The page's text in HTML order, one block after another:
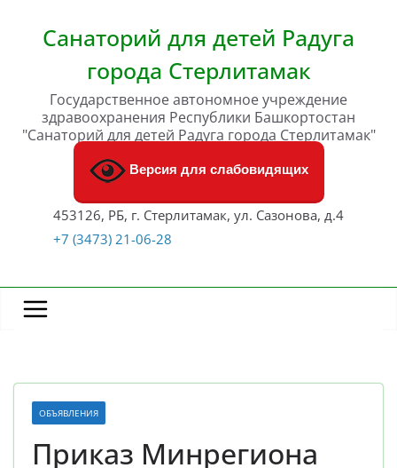
содержимомуСанаторий для детей Радуга
города Стерлитамак
Государственное автономное учреждение
здравоохранения Республики Башкортостан
"Санаторий для детей Радуга города Стерлитамак"
Версия для слабовидящих
453126, РБ, г. Стерлитамак, ул. Сазонова, д.4
+7 (3473) 21-06-28
ОБЪЯВЛЕНИЯ
Приказ Минрегиона